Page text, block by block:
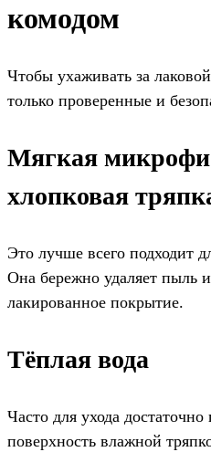
комодом
Чтобы ухаживать за
только проверенные и
Мягкая
хлопковая
Это лучше всего подходит
Она бережно удаляет пыль
лакированное покрытие.
Тёплая вода
Часто для ухода достаточно
поверхность влажной